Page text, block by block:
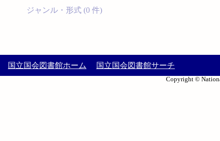
ジャンル・形式 (0 件)
国立国会図書館ホーム 国立国会図書館サーチ
Copyright ©